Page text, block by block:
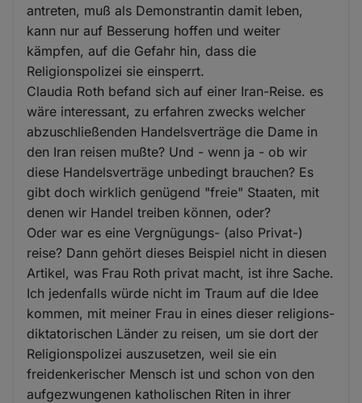
antreten, muß als Demonstrantin damit leben,
kann nur auf Besserung hoffen und weiter
kämpfen, auf die Gefahr hin, dass die
Religionspolizei sie einsperrt.
Claudia Roth befand sich auf einer Iran-Reise. es
wäre interessant, zu erfahren zwecks welcher
abzuschließenden Handelsverträge die Dame in
den Iran reisen mußte? Und - wenn ja - ob wir
diese Handelsverträge unbedingt brauchen? Es
gibt doch wirklich genügend "freie" Staaten, mit
denen wir Handel treiben können, oder?
Oder war es eine Vergnügungs- (also Privat-)
reise? Dann gehört dieses Beispiel nicht in diesen
Artikel, was Frau Roth privat macht, ist ihre Sache.
Ich jedenfalls würde nicht im Traum auf die Idee
kommen, mit meiner Frau in eines dieser religions-
diktatorischen Länder zu reisen, um sie dort der
Religionspolizei auszusetzen, weil sie ein
freidenkerischer Mensch ist und schon von den
aufgezwungenen katholischen Riten in ihrer